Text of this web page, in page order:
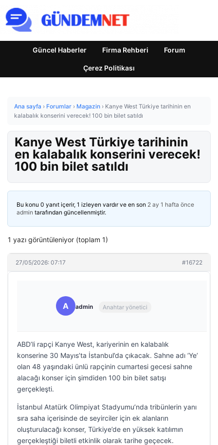
Güncel Haberler Firma Rehberi Forum
Çerez Politikası
Ana sayfa › Forumlar › Magazin › Kanye West Türkiye tarihinin en
kalabalık konserini verecek! 100 bin bilet satıldı
Kanye West Türkiye tarihinin
en kalabalık konserini verecek!
100 bin bilet satıldı
Bu konu 0 yanıt içerir, 1 izleyen vardır ve en son 2 ay 1 hafta önce
admin tarafından güncellenmiştir.
1 yazı görüntüleniyor (toplam 1)
27/05/2026: 07:17 #16722
A admin Anahtar yönetici
ABD’li rapçi Kanye West, kariyerinin en kalabalık
konserine 30 Mayıs’ta İstanbul’da çıkacak. Sahne adı ‘Ye’
olan 48 yaşındaki ünlü rapçinin cumartesi gecesi sahne
alacağı konser için şimdiden 100 bin bilet satışı
gerçekleşti.
İstanbul Atatürk Olimpiyat Stadyumu’nda tribünlerin yanı
sıra saha içerisinde de seyirciler için ek alanların
oluşturulacağı konser, Türkiye’de en yüksek katılımın
gerçekleştiği biletli etkinlik olarak tarihe geçecek.